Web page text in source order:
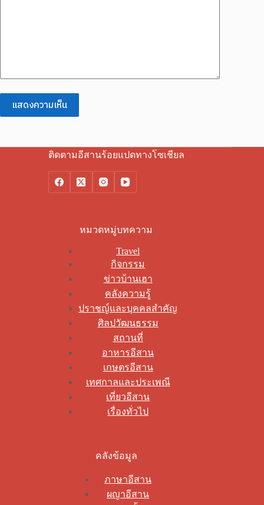
แสดงความเห็น
ติดตามอีสานร้อยแปดทางโซเชียล
หมวดหมู่บทความ
Travel
กิจกรรม
ข่าวบ้านเฮา
คลังความรู้
ปราชญ์และบุคคลสำคัญ
ศิลปวัฒนธรรม
สถานที่
อาหารอีสาน
เกษตรอีสาน
เทศกาลและประเพณี
เที่ยวอีสาน
เรื่องทั่วไป
คลังข้อมูล
ภาษาอีสาน
ผญาอีสาน